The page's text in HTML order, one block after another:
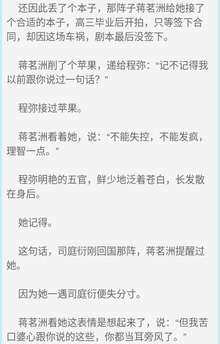
还因此丢了个本子，那阵子蒋茗洲给她接了
个合适的本子，高三毕业后开拍，只等签下合
同，却因这场车祸，剧本最后没签下。
蒋茗洲削了个苹果，递给程弥：“记不记得我
以前跟你说过一句话？”
程弥接过苹果。
蒋茗洲看着她，说：“不能失控，不能发疯，
理智一点。”
程弥明艳的五官，鲜少地泛着苍白，长发散
在身后。
她记得。
这句话，司庭衍刚回国那阵，蒋茗洲提醒过
她。
因为她一遇司庭衍便失分寸。
蒋茗洲看她这表情是想起来了，说：“但我苦
口婆心跟你说的这些，你都当耳旁风了。”